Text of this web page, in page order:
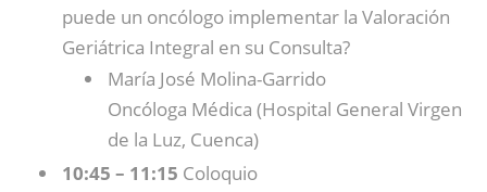
puede un oncólogo implementar la Valoración
Geriátrica Integral en su Consulta?
María José Molina-Garrido
Oncóloga Médica (Hospital General Virgen
de la Luz, Cuenca)
10:45 – 11:15 Coloquio